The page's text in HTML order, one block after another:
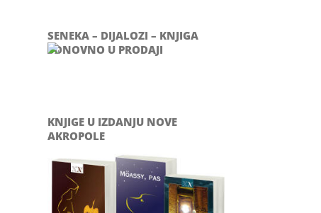
SENEKA – DIJALOZI – KNJIGA
PONOVNO U PRODAJI
KNJIGE U IZDANJU NOVE
AKROPOLE